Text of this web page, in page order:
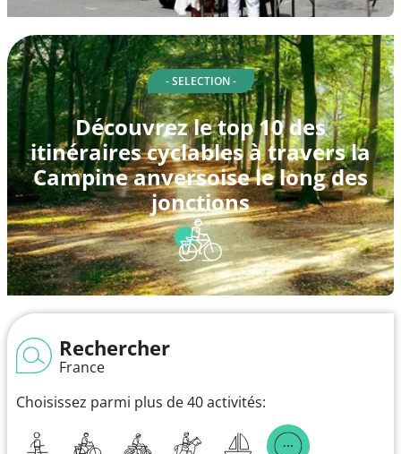
- SELECTION -
Découvrez le top 10 des
itinéraires cyclables à travers la
Campine anversoise le long des
jonctions
Rechercher
France
Choisissez parmi plus de 40 activités: